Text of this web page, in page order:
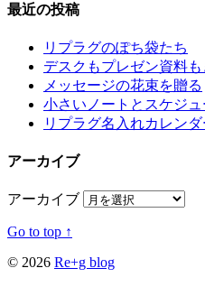
最近の投稿
リプラグのぽち袋たち
デスクもプレゼン資料
メッセージの花束を贈る
小さいノートとスケジ
リプラグ名入れカレン
アーカイブ
アーカイブ
Go to top ↑
© 2026 Re+g blog